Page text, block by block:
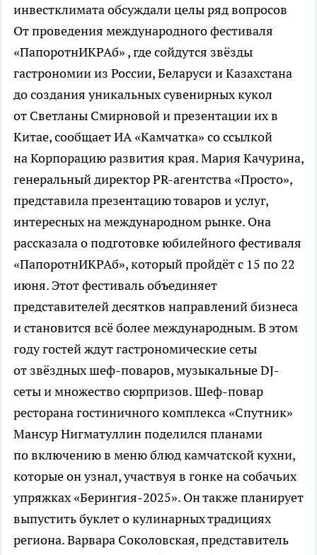
инвестклимата обсуждали целы ряд вопросов
От проведения международного фестиваля
«ПапоротнИКРАб» , где сойдутся звёзды
гастрономии из России, Беларуси и Казахстана
до создания уникальных сувенирных кукол
от Светланы Смирновой и презентации их в
Китае, сообщает ИА «Камчатка» со ссылкой
на Корпорацию развития края. Мария Качурина,
генеральный директор PR-агентства «Просто»,
представила презентацию товаров и услуг,
интересных на международном рынке. Она
рассказала о подготовке юбилейного фестиваля
«ПапоротнИКРАб», который пройдёт с 15 по 22
июня. Этот фестиваль объединяет
представителей десятков направлений бизнеса
и становится всё более международным. В этом
году гостей ждут гастрономические сеты
от звёздных шеф-поваров, музыкальные DJ-
сеты и множество сюрпризов. Шеф-повар
ресторана гостиничного комплекса «Спутник»
Мансур Нигматуллин поделился планами
по включению в меню блюд камчатской кухни,
которые он узнал, участвуя в гонке на собачьих
упряжках «Берингия-2025». Он также планирует
выпустить буклет о кулинарных традициях
региона. Варвара Соколовская, представитель